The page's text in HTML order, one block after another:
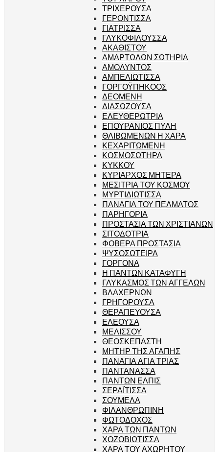
ΤΡΙΧΕΡΟΥΣΑ
ΓΕΡΟΝΤΙΣΣΑ
ΓΙΑΤΡΙΣΣΑ
ΓΛΥΚΟΦΙΛΟΥΣΣΑ
ΑΚΑΘΙΣΤΟΥ
ΑΜΑΡΤΩΛΩΝ ΣΩΤΗΡΙΑ
ΑΜΟΛΥΝΤΟΣ
ΑΜΠΕΛΙΩΤΙΣΣΑ
ΓΟΡΓΟΫΠΗΚΟΟΣ
ΔΕΟΜΕΝΗ
ΔΙΑΣΩΖΟΥΣΑ
ΕΛΕΥΘΕΡΩΤΡΙΑ
ΕΠΟΥΡΑΝΙΟΣ ΠΥΛΗ
ΘΛΙΒΩΜΕΝΩΝ Η ΧΑΡΑ
ΚΕΧΑΡΙΤΩΜΕΝΗ
ΚΟΣΜΟΣΩΤΗΡΑ
ΚΥΚΚΟΥ
ΚΥΡΙΑΡΧΟΣ ΜΗΤΕΡΑ
ΜΕΣΙΤΡΙΑ ΤΟΥ ΚΟΣΜΟΥ
ΜΥΡΤΙΔΙΩΤΙΣΣΑ
ΠΑΝΑΓΙΑ ΤΟΥ ΠΕΛΜΑΤΟΣ
ΠΑΡΗΓΟΡΙΑ
ΠΡΟΣΤΑΣΙΑ ΤΩΝ ΧΡΙΣΤΙΑΝΩΝ
ΣΙΤΟΔΟΤΡΙΑ
ΦΟΒΕΡΑ ΠΡΟΣΤΑΣΙΑ
ΨΥΣΟΣΩΤΕΙΡΑ
ΓΟΡΓΟΝΑ
Η ΠΑΝΤΩΝ ΚΑΤΑΦΥΓΗ
ΓΛΥΚΑΣΜΟΣ ΤΩΝ ΑΓΓΕΛΩΝ
ΒΛΑΧΕΡΝΩΝ
ΓΡΗΓΟΡΟΥΣΑ
ΘΕΡΑΠΕΥΟΥΣΑ
ΕΛΕΟΥΣΑ
ΜΕΛΙΣΣΟΥ
ΘΕΟΣΚΕΠΑΣΤΗ
ΜΗΤΗΡ ΤΗΣ ΑΓΑΠΗΣ
ΠΑΝΑΓΙΑ ΑΓΙΑ ΤΡΙΑΣ
ΠΑΝΤΑΝΑΣΣΑ
ΠΑΝΤΩΝ ΕΛΠΙΣ
ΣΕΡΑΪΤΙΣΣΑ
ΣΟΥΜΕΛΑ
ΦΙΛΑΝΘΡΩΠΙΝΗ
ΦΩΤΟΔΟΧΟΣ
ΧΑΡΑ ΤΩΝ ΠΑΝΤΩΝ
ΧΟΖΟΒΙΩΤΙΣΣΑ
ΧΑΡΑ ΤΟΥ ΑΧΩΡΗΤΟΥ